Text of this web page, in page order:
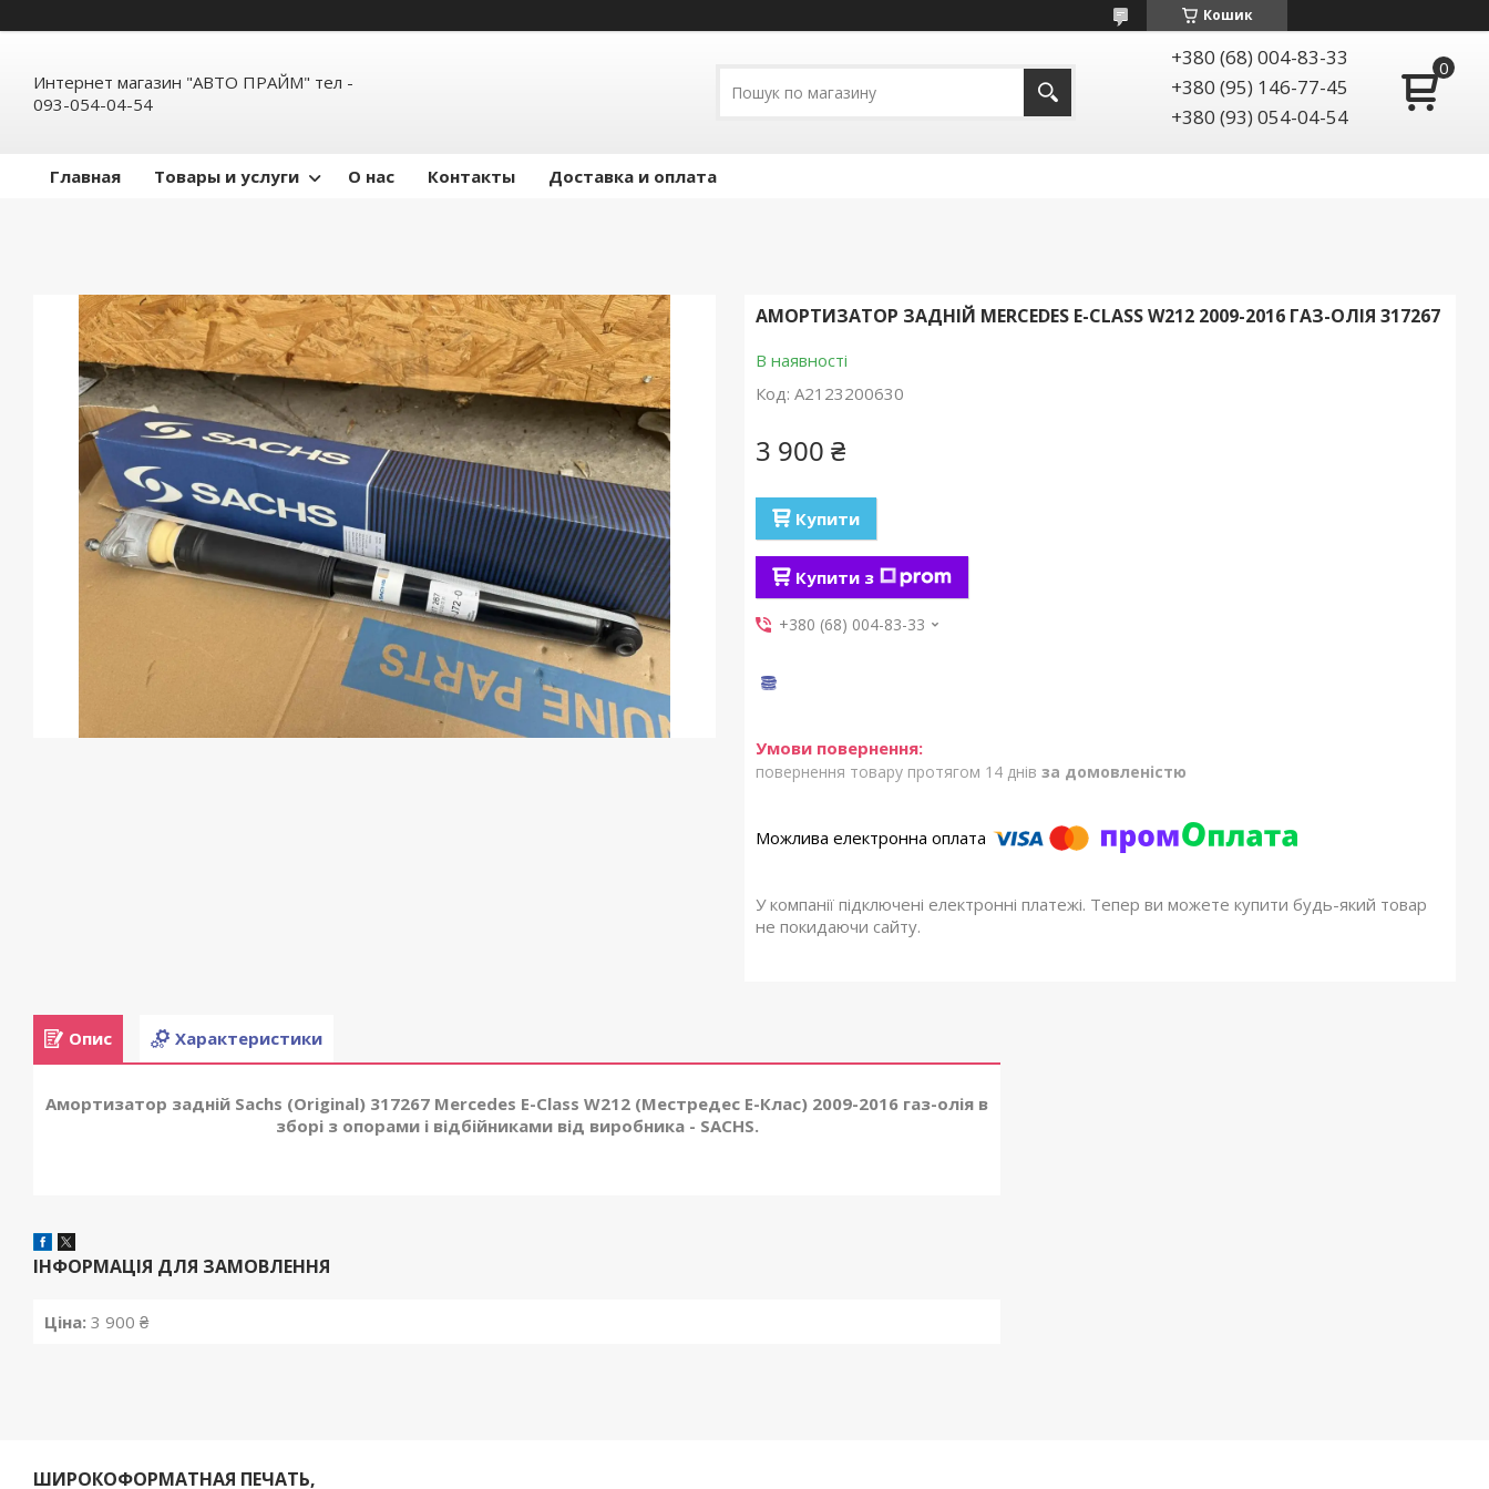
Кошик
Интернет магазин "АВТО ПРАЙМ" тел -
093-054-04-54
+380 (68) 004-83-33
+380 (95) 146-77-45
+380 (93) 054-04-54
Главная Товары и услуги О нас Контакты Доставка и оплата
АМОРТИЗАТОР ЗАДНІЙ MERCEDES E-CLASS W212 2009-2016 ГАЗ-ОЛІЯ 317267
В наявності
Код: A2123200630
3 900 ₴
Купити
Купити з
+380 (68) 004-83-33
повернення товару протягом 14 днів за домовленістю
У компанії підключені електронні платежі. Тепер ви можете купити будь-який товар
не покидаючи сайту.
Опис Характеристики
Амортизатор задній Sachs (Original) 317267 Mercedes E-Class W212 (Местредес Е-Клас) 2009-2016 газ-олія в
зборі з опорами і відбійниками від виробника - SACHS.
ІНФОРМАЦІЯ ДЛЯ ЗАМОВЛЕННЯ
Ціна: 3 900 ₴
ШИРОКОФОРМАТНАЯ ПЕЧАТЬ,